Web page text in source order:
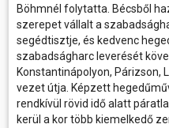
Böhmnél folytatta. Bécsből
szerepet vállalt a
segédtisztje, és kedvenc
szabadságharc leverését
Konstantinápolyon, Párizson,
vezet útja. Képzett
rendkívül rövid idő alatt
kerül a kor több kiemelkedő